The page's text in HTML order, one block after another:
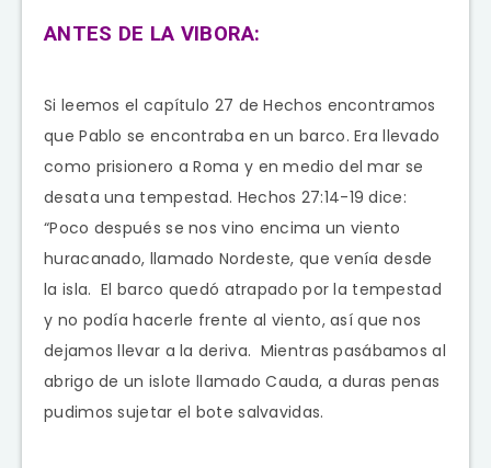
ANTES DE LA VIBORA:
Si leemos el capítulo 27 de Hechos encontramos
que Pablo se encontraba en un barco. Era llevado
como prisionero a Roma y en medio del mar se
desata una tempestad. Hechos 27:14-19 dice:
“Poco después se nos vino encima un viento
huracanado, llamado Nordeste, que venía desde
la isla. El barco quedó atrapado por la tempestad
y no podía hacerle frente al viento, así que nos
dejamos llevar a la deriva. Mientras pasábamos al
abrigo de un islote llamado Cauda, a duras penas
pudimos sujetar el bote salvavidas.